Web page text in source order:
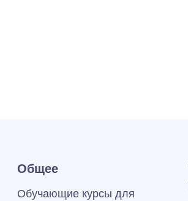
Общее
Обучающие курсы для